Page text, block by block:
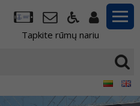
Tapkite rūmų nariu